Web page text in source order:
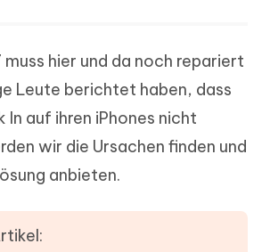
muss hier und da noch repariert
Leute berichtet haben, dass
In auf ihren iPhones nicht
wir die Ursachen finden und
anbieten.